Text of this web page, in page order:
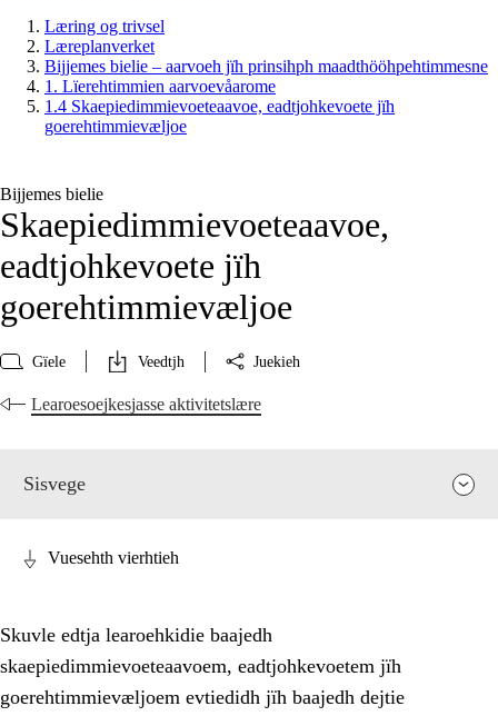
Læring og trivsel
Læreplanverket
Bijjemes bielie – aarvoeh jïh prinsihph maadthööhpehtimmesne
1. Lïerehtimmien aarvoevåarome
1.4 Skaepiedimmievoeteaavoe, eadtjohkevoete jïh
goerehtimmievæljoe
Bijjemes bielie
Skaepiedimmievoeteaavoe,
eadtjohkevoete jïh
goerehtimmievæljoe
Gïele Veedtjh Juekieh
Learoesoejkesjasse aktivitetslære
Sisvege
Vuesehth vierhtieh
Skuvle edtja learoehkidie baajedh
skaepiedimmievoeteaavoem, eadtjohkevoetem jïh
goerehtimmievæljoem evtiedidh jïh baajedh dejtie